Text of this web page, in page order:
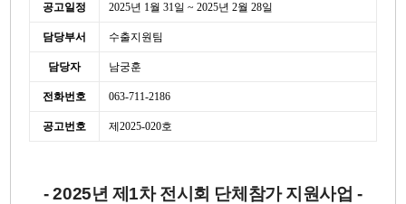
공고일정 2025년 1월 31일 ~ 2025년 2월 28일
담당부서 수출지원팀
담당자 남궁훈
전화번호 063-711-2186
공고번호 제2025-020호
- 2025년 제1차 전시회 단체참가 지원사업 -